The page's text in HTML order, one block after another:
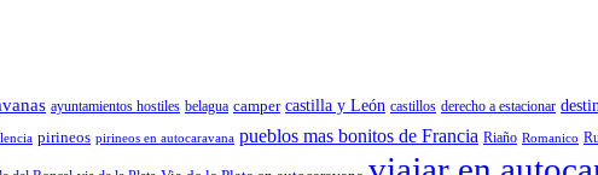
ayuntamientos hostiles belagua camper castilla y León castillos derecho a estacionar
pirineos pirineos en autocaravana pueblos mas bonitos de Francia Riaño Romanico